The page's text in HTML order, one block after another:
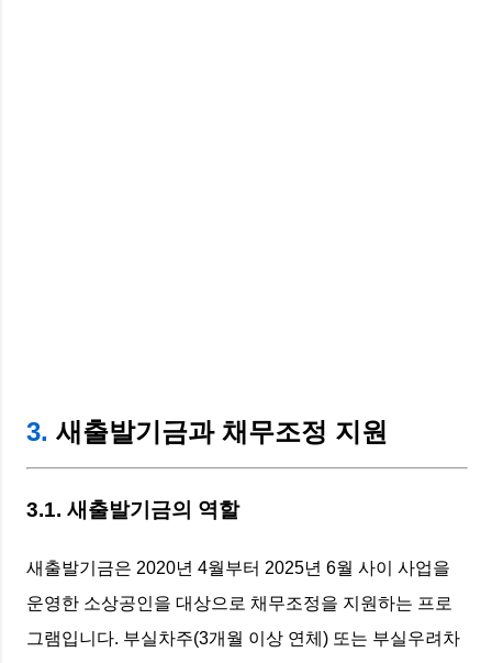
3. 새출발기금과 채무조정 지원
3.1. 새출발기금의 역할
새출발기금은 2020년 4월부터 2025년 6월 사이 사업을
운영한 소상공인을 대상으로 채무조정을 지원하는 프로
그램입니다. 부실차주(3개월 이상 연체) 또는 부실우려차